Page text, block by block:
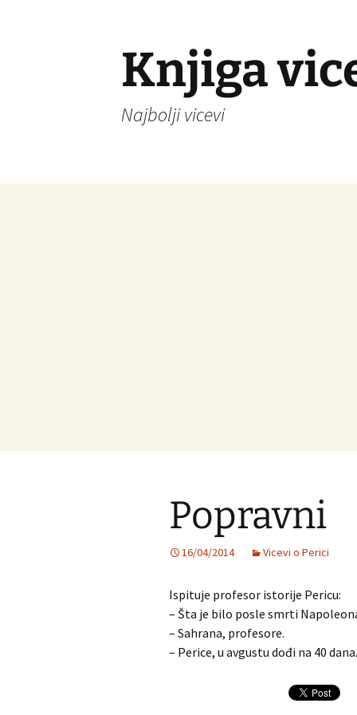
Knjiga
Najbolji vicevi
Popravni
16/04/2014 Vicevi o Perici
Ispituje profesor istorije Pericu:
– Šta je bilo posle smrti
– Sahrana, profesore.
– Perice, u avgustu dođi na 40 dana.